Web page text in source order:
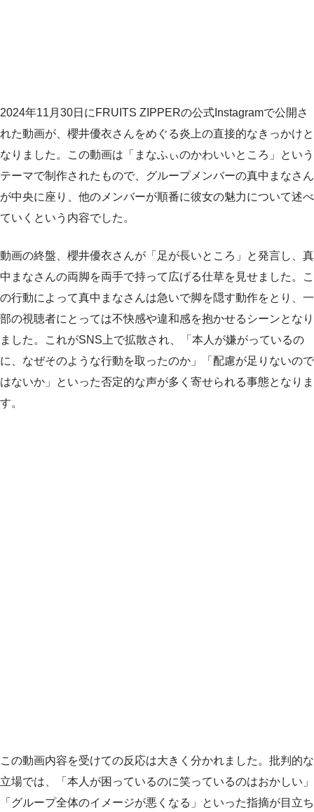
2024年11月30日にFRUITS ZIPPERの公式Instagramで公開さ
れた動画が、櫻井優衣さんをめぐる炎上の直接的なきっかけと
なりました。この動画は「まなふぃのかわいいところ」という
テーマで制作されたもので、グループメンバーの真中まなさん
が中央に座り、他のメンバーが順番に彼女の魅力について述べ
ていくという内容でした。
動画の終盤、櫻井優衣さんが「足が長いところ」と発言し、真
中まなさんの両脚を両手で持って広げる仕草を見せました。こ
の行動によって真中まなさんは急いで脚を隠す動作をとり、一
部の視聴者にとっては不快感や違和感を抱かせるシーンとなり
ました。これがSNS上で拡散され、「本人が嫌がっているの
に、なぜそのような行動を取ったのか」「配慮が足りないので
はないか」といった否定的な声が多く寄せられる事態となりま
す。
この動画内容を受けての反応は大きく分かれました。批判的な
立場では、「本人が困っているのに笑っているのはおかしい」
「グループ全体のイメージが悪くなる」といった指摘が目立ち